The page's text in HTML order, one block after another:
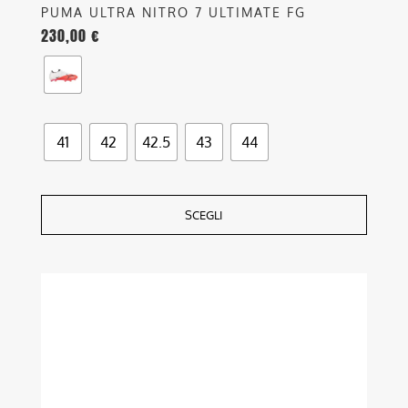
PUMA ULTRA NITRO 7 ULTIMATE FG
230,00 €
41 42 42.5 43 44
SCEGLI